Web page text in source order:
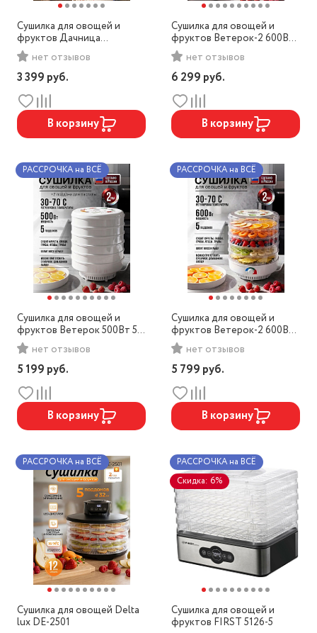
Сушилка для овощей и
фруктов Дачница
СШ-008Д белый/зеленый
нет отзывов
3 399 руб.
В корзину
Сушилка для овощей и
фруктов Ветерок-2 600Вт,
6 поддонов,прозрачн,
поддон для пастилы
нет отзывов
6 299 руб.
В корзину
Сушилка для овощей и
фруктов Ветерок 500Вт 5
поддонов +2 поддона для
пастилы
нет отзывов
5 199 руб.
В корзину
РАССРОЧКА на ВСЁ
Сушилка для овощей и
фруктов Ветерок-2 600Вт,
5 поддонов, прозрачн.
нет отзывов
5 799 руб.
В корзину
РАССРОЧКА на ВСЁ
Сушилка для овощей Delta
lux DE-2501
РАССРОЧКА на ВСЁ
Сушилка для овощей и
фруктов FIRST 5126-5
РАССРОЧКА на ВСЁ
Скидка: 6%